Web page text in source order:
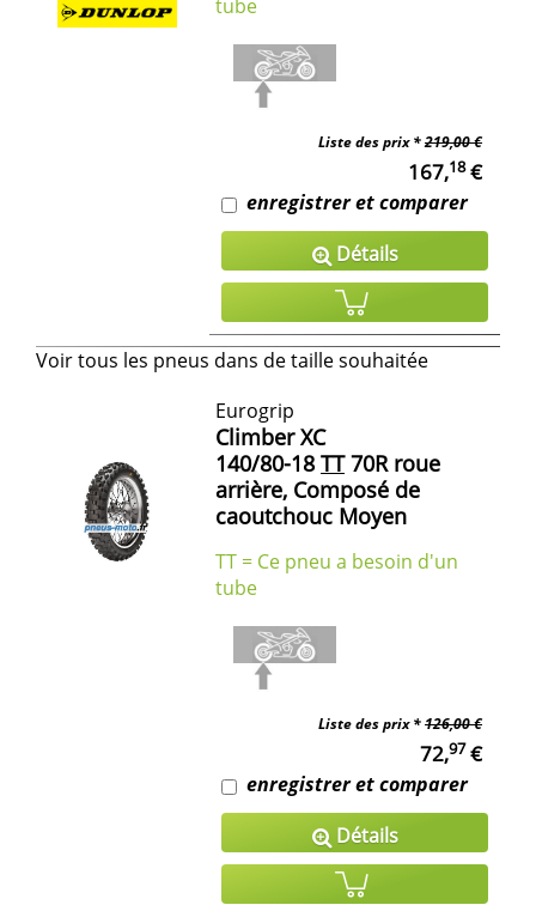
tube
Liste des prix *219,00 €
167,18€
enregistrer et comparer
Détails
Voir tous les pneus dans de taille souhaitée
Eurogrip
Climber XC
140/80-18 TT70R roue
arrière, Composé de
caoutchouc Moyen
TT = Ce pneu a besoin d'un
tube
Liste des prix *126,00 €
72,97€
enregistrer et comparer
Détails